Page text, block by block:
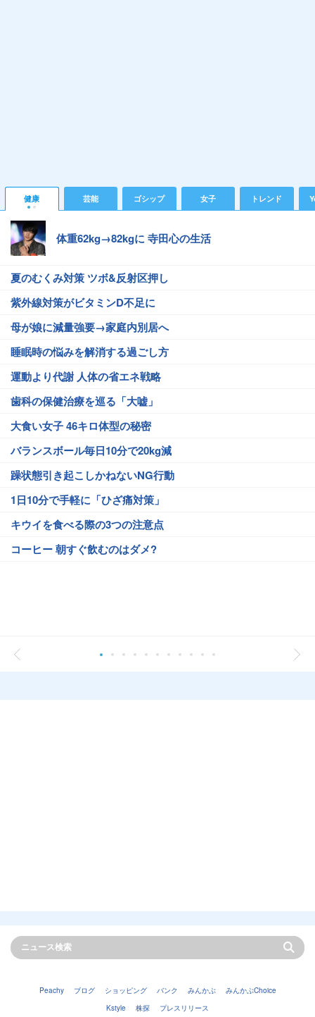
健康 芸能 ゴシップ 女子 トレンド
体重62kg→82kgに 寺田心の生活
夏のむくみ対策 ツボ&反射区押し
紫外線対策がビタミンD不足に
母が娘に減量強要→家庭内別居へ
睡眠時の悩みを解消する過ごし方
運動より代謝 人体の省エネ戦略
歯科の保健治療を巡る「大嘘」
大食い女子 46キロ体型の秘密
バランスボール毎日10分で20kg減
躁状態引き起こしかねないNG行動
1日10分で手軽に「ひざ痛対策」
キウイを食べる際の3つの注意点
コーヒー 朝すぐ飲むのはダメ?
Peachy ブログ ショッピング バンク みんかぶ
みんかぶChoice
Kstyle
株探 プレスリリース